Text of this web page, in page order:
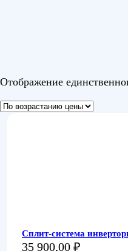
Отображение
Сплит-система
35 900,00 ₽